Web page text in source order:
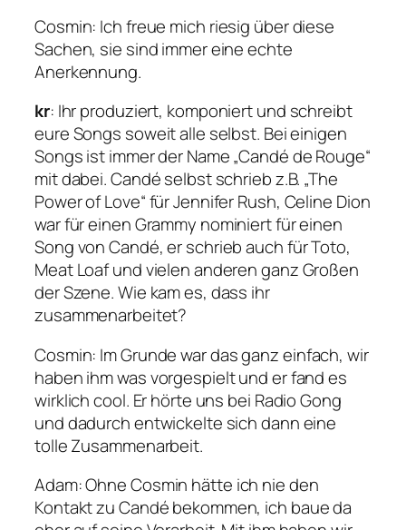
Cosmin: Ich freue mich riesig über diese
Sachen, sie sind immer eine echte
Anerkennung.
kr: Ihr produziert, komponiert und schreibt
eure Songs soweit alle selbst. Bei einigen
Songs ist immer der Name „Candé de Rouge“
mit dabei. Candé selbst schrieb z.B. „The
Power of Love“ für Jennifer Rush, Celine Dion
war für einen Grammy nominiert für einen
Song von Candé, er schrieb auch für Toto,
Meat Loaf und vielen anderen ganz Großen
der Szene. Wie kam es, dass ihr
zusammenarbeitet?
Cosmin: Im Grunde war das ganz einfach, wir
haben ihm was vorgespielt und er fand es
wirklich cool. Er hörte uns bei Radio Gong
und dadurch entwickelte sich dann eine
tolle Zusammenarbeit.
Adam: Ohne Cosmin hätte ich nie den
Kontakt zu Candé bekommen, ich baue da